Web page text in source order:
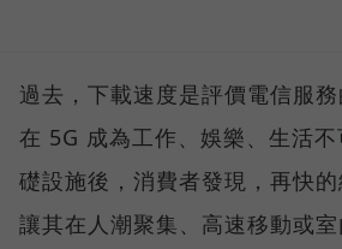
過去，下載速度是評價電信服
在 5G 成為工作、娛樂、生活
礎設施後，消費者發現，再快
讓其在人潮聚集、高速移動或